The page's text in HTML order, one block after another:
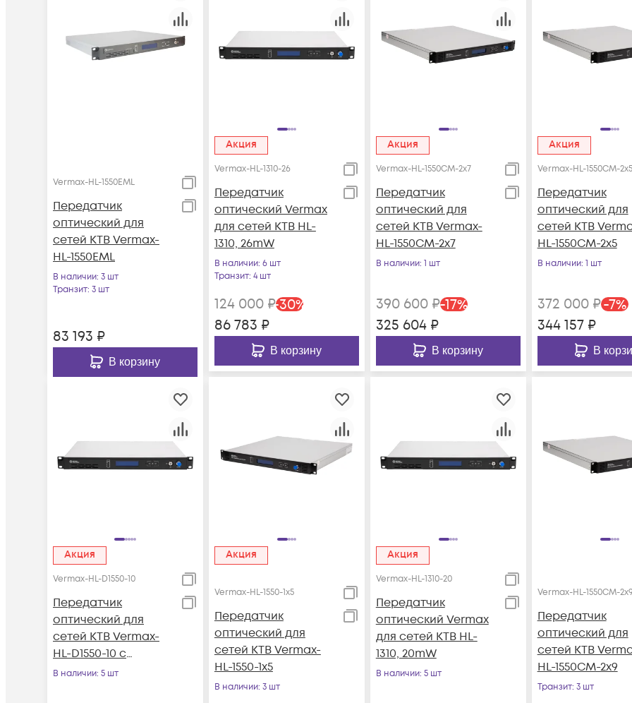
Vermax-HL-1550EML
Передатчик
оптический для
сетей КТВ Vermax-
HL-1550EML
В наличии: 3 шт
Транзит: 3 шт
83 193 ₽
В корзину
Акция
Vermax-HL-1310-26
Передатчик
оптический Vermax
для сетей КТВ HL-
1310, 26mW
В наличии: 6 шт
Транзит: 4 шт
124 000₽-30%
86 783 ₽
В корзину
Акция
Vermax-HL-1550CM-2x7
Передатчик
оптический для
сетей КТВ Vermax-
HL-1550CM-2x7
В наличии: 1 шт
390 600₽-17%
325 604₽
В корзину
Акция
Vermax-HL-1550CM-2x5
Передатчик
оптический для
сетей КТВ
HL-1550CM-2x5
В наличии: 1 шт
372 000₽-7%
344 157₽
В
Акция
Vermax-HL-D1550-10
Передатчик
оптический для
сетей КТВ Vermax-
HL-D1550-10 с
прямой модуляцией
В наличии: 5 шт
Акция
Vermax-HL-1550-1x5
Передатчик
оптический для
сетей КТВ Vermax-
HL-1550-1x5
В наличии: 3 шт
Акция
Vermax-HL-1310-20
Передатчик
оптический Vermax
для сетей КТВ HL-
1310, 20mW
В наличии: 5 шт
Vermax-HL-1550CM-
Передатчик
оптический для
сетей КТВ
HL-1550CM-2x9
Транзит: 3 шт